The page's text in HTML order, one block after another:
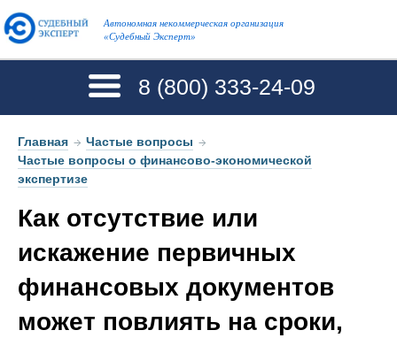
Автономная некоммерческая организация
«Судебный Эксперт»
8 (800) 333-24-09
Главная → Частые вопросы →
Частые вопросы о финансово-экономической
экспертизе
Как отсутствие или
искажение первичных
финансовых документов
может повлиять на сроки,